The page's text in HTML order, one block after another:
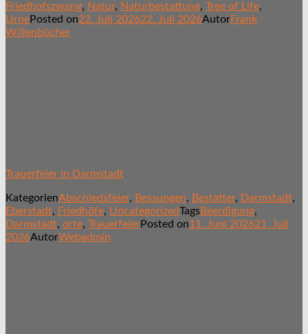
Friedhofszwang, Natur, Naturbestattung, Tree of Life,
UrnePosted on22. Juli 202622. Juli 2026AutorFrank
Willenbücher
Trauerfeier in Darmstadt
KategorienAbschiedsfeier, Bessungen, Bestatter, Darmstadt,
Eberstadt, Friedhöfe, UncategorizedTagsBeerdigung,
Darmstadt, orte, TrauerfeierPosted on11. Juni 202621. Juli
2026AutorWebadmin